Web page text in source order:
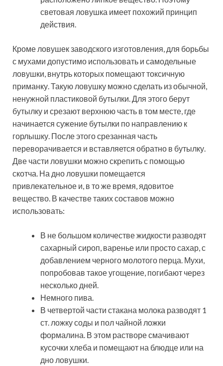
световая ловушка имеет похожий принцип
действия.
Кроме ловушек заводского изготовления, для борьбы
с мухами допустимо использовать и самодельные
ловушки, внутрь которых помещают токсичную
приманку. Такую ловушку можно сделать из обычной,
ненужной пластиковой бутылки. Для этого берут
бутылку и срезают верхнюю часть в том месте, где
начинается сужение бутылки по направлению к
горлышку. После этого срезанная часть
переворачивается и вставляется обратно в бутылку.
Две части ловушки можно скрепить с помощью
скотча. На дно ловушки помещается
привлекательное и, в то же время, ядовитое
вещество. В качестве таких составов можно
использовать:
В не большом количестве жидкости разводят
сахарный сироп, варенье или просто сахар, с
добавлением черного молотого перца. Мухи,
попробовав такое угощение, погибают через
несколько дней.
Немного пива.
В четвертой части стакана молока разводят 1
ст. ложку соды и пол чайной ложки
формалина. В этом растворе смачивают
кусочки хлеба и помещают на блюдце или на
дно ловушки.